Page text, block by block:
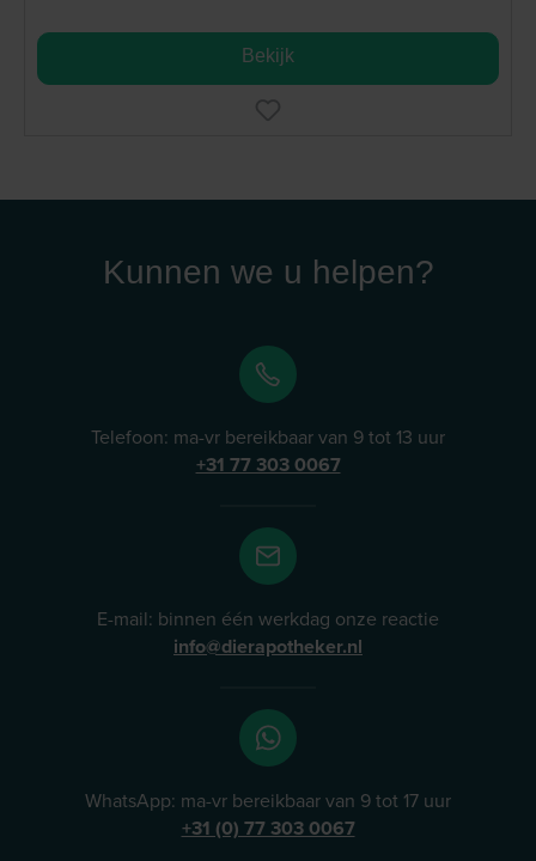
Bekijk
Kunnen we u helpen?
Telefoon: ma-vr bereikbaar van 9 tot 13 uur
+31 77 303 0067
E-mail: binnen één werkdag onze reactie
info@dierapotheker.nl
WhatsApp: ma-vr bereikbaar van 9 tot 17 uur
+31 (0) 77 303 0067